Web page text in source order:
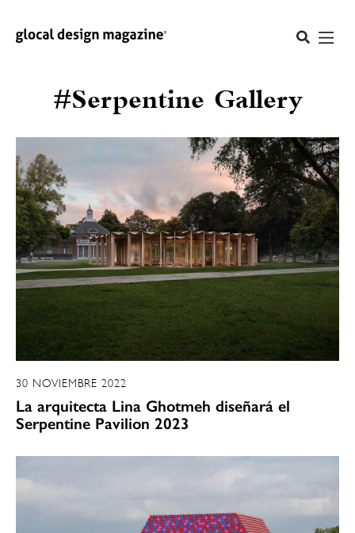
#Serpentine Gallery
30 NOVIEMBRE 2022
La arquitecta Lina Ghotmeh diseñará el
Serpentine Pavilion 2023